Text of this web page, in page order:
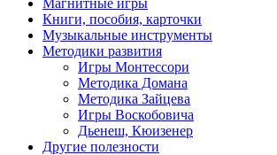
Магнитные игры
Книги, пособия, карточки
Музыкальные инструменты
Методики развития
Игры Монтессори
Методика Домана
Методика Зайцева
Игры Воскобовича
Дьенеш, Кюизенер
Другие полезности